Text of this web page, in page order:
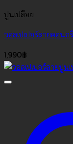
ปูนเปลือย
วอลเปเปอร์ลายคอนก
1,990฿